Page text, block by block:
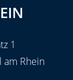
1
am Rhein